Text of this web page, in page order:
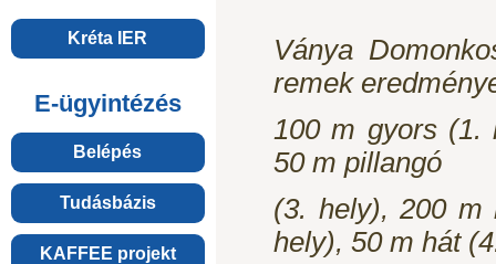
Kréta IER
E-ügyintézés
Belépés
Tudásbázis
KAFFEE projekt
Ványa
remek
100 m gyors (1.
50 m pillangó
(3. hely), 200
hely), 50 m hát